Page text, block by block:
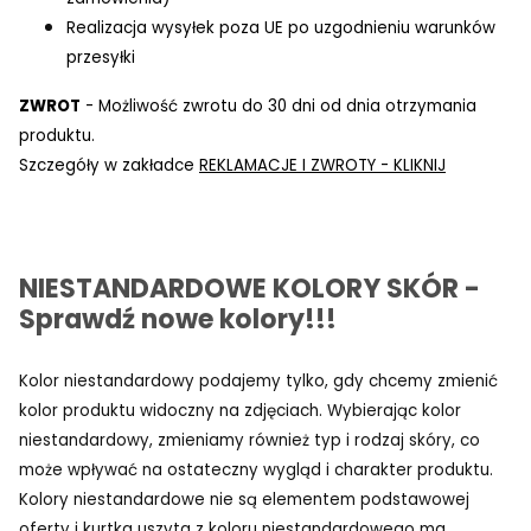
Realizacja wysyłek poza UE po uzgodnieniu warunków
przesyłki
ZWROT - Możliwość zwrotu do 30 dni od dnia otrzymania
produktu.
Szczegóły w zakładce REKLAMACJE I ZWROTY - KLIKNIJ
NIESTANDARDOWE KOLORY SKÓR -
Sprawdź nowe kolory!!!
Kolor niestandardowy podajemy tylko, gdy chcemy zmienić
kolor produktu widoczny na zdjęciach. Wybierając kolor
niestandardowy, zmieniamy również typ i rodzaj skóry, co
może wpływać na ostateczny wygląd i charakter produktu.
Kolory niestandardowe nie są elementem podstawowej